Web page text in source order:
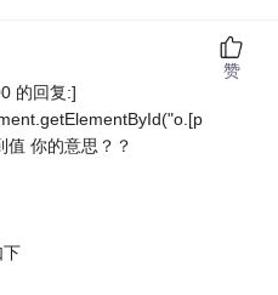
的回复:]
值 你的意思？？
下
赞